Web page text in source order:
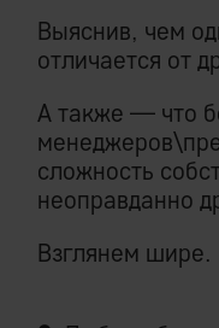
Выяснив, чем
отличается от
А также — что
сложность
неоправданно
Взглянем шире.